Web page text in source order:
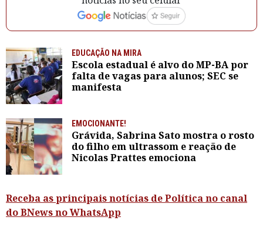
EDUCAÇÃO NA MIRA
Escola estadual é alvo do MP-BA por
falta de vagas para alunos; SEC se
manifesta
EMOCIONANTE!
Grávida, Sabrina Sato mostra o rosto
do filho em ultrassom e reação de
Nicolas Prattes emociona
Receba as principais notícias de Política no canal
do BNews no WhatsApp